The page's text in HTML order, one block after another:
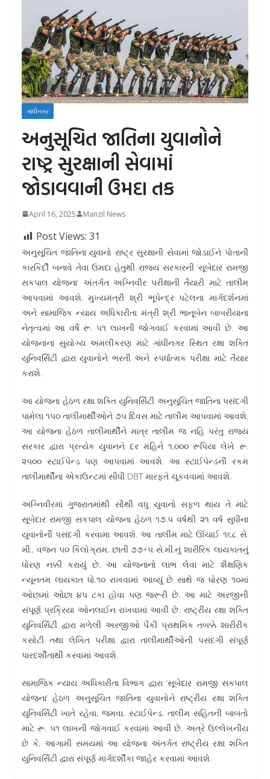
ગાંધીનગર
અનુસૂચિત જાતિના યુવાનોને
રાષ્ટ્ર સુરક્ષાની સેવામાં
જોડાવવાની ઉમદા તક
April 16, 2025 Manzil News
Post Views: 31
અનુસૂચિત જાતિના યુવાનો રાષ્ટ્ર સુરક્ષાની સેવામાં જોડાઈને પોતાની
કારકિર્દી બનાવે તેવા ઉમદા હેતુથી રાજ્ય સરકારની ‘સૂબેદાર રામજી
સકપાલ યોજના’ અંતર્ગત અગ્નિવીર પરીક્ષાની તૈયારી માટે તાલીમ
આપવામાં આવશે. મુખ્યમંત્રી શ્રી ભૂપેન્દ્ર પટેલના માર્ગદર્શનમાં
અને સામાજિક ન્યાય અધિકારીતા મંત્રી શ્રી ભાનૂબેન બાબરીયાના
નેતૃત્વમાં આ વર્ષે રૂ. ૫૧ લાખની જોગવાઈ કરવામાં આવી છે. આ
યોજનાના સુયોગ્ય અમલીકરણ માટે ગાંધીનગર સ્થિત રક્ષા શક્તિ
યુનિવર્સિટી દ્વારા યુવાનોને ભરતી અને સ્પર્ધાત્મક પરીક્ષા માટે તૈયાર
કરાશે.
આ યોજના હેઠળ રક્ષા શક્તિ યુનિવર્સિટી અનુસૂચિત જાતિના પસંદગી
પામેલા ૧૫૦ તાલીમાર્થીઓને ૭૫ દિવસ માટે તાલીમ આપવામાં આવશે.
આ યોજના હેઠળ તાલીમાર્થીને માત્ર તાલીમ જ નહિ પરંતુ રાજ્ય
સરકાર દ્વારા પ્રત્યેક યુવાનને દર મહિને ૧,૦૦૦ રૂપિયા લેખે રૂ.
૨૫૦૦ સ્ટાઈપેન્ડ પણ આપવામાં આવશે. આ સ્ટાઈપેન્ડની રકમ
તાલીમાર્થીના એકાઉન્ટમાં સીધી DBT મારફતે ચૂકવવામાં આવશે.
અગ્નિવીરમાં ગુજરાતમાંથી સૌથી વધુ યુવાનો સફળ થાય તે માટે
સૂબેદાર રામજી સકપાલ યોજના હેઠળ ૧૭.૫ વર્ષથી ૨૧ વર્ષ સુધીના
યુવાનોની પસંદગી કરવામા આવશે. આ તાલીમ માટે ઊંચાઈ ૧૬૮ સે.
મી., વજન ૫૦ કિલોગ્રામ, છાતી ૭૭+૫ સે.મી.નું શારીરિક લાયકાતનું
ધોરણ નક્કી કરાયું છે. આ યોજનાનો લાભ લેવા માટે શૈક્ષણિક
ન્યૂનતમ લાયકાત ધો.૧૦ રાખવામાં આવ્યું છે સાથે જ ધોરણ ૧૦માં
ઓછામાં ઓછા ૪૫ ટકા હોવા પણ જરૂરી છે. આ માટે અરજીની
સંપૂર્ણ પ્રક્રિયા ઓનલાઈન રાખવામાં આવી છે. રાષ્ટ્રીય રક્ષા શક્તિ
યુનિવર્સિટી દ્વારા મળેલી અરજીઓ પૈકી પ્રાથમિક તબક્કે શારીરીક
કસોટી તથા લેખિત પરીક્ષા દ્વારા તાલીમાર્થીઓની પસંદગી સંપૂર્ણ
પારદર્શીતાથી કરવામાં આવશે.
સામાજિક ન્યાય અધિકારીતા વિભાગ દ્વારા ‘સૂબેદાર રામજી સકપાલ
યોજના’ હેઠળ અનુસૂચિત જાતિના યુવાનોને રાષ્ટ્રીય રક્ષા શક્તિ
યુનિવર્સિટી ખાતે રહેવા, જમવા, સ્ટાઈપેન્ડ, તાલીમ સહિતની બાબતો
માટે રૂ. ૫૧ લાખની જોગવાઈ કરવામાં આવી છે. અત્રે ઉલ્લેખનીય
છે કે, આગામી સમયમાં આ યોજના અંતર્ગત રાષ્ટ્રીય રક્ષા શક્તિ
યુનિવર્સિટી દ્વારા સંપૂર્ણ માર્ગદર્શીકા જાહેર કરવામાં આવશે.